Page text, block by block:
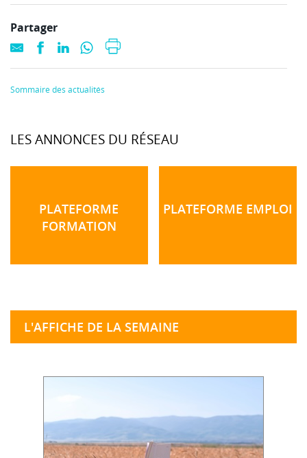
Partager
Sommaire des actualités
LES ANNONCES DU RÉSEAU
PLATEFORME
FORMATION
PLATEFORME EMPLOI
L'AFFICHE DE LA SEMAINE